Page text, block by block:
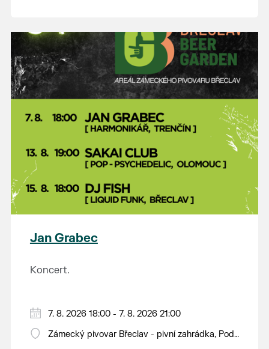
Jan Grabec
Koncert.
7. 8. 2026 18:00 - 7. 8. 2026 21:00
Zámecký pivovar Břeclav - pivní zahrádka, Pod